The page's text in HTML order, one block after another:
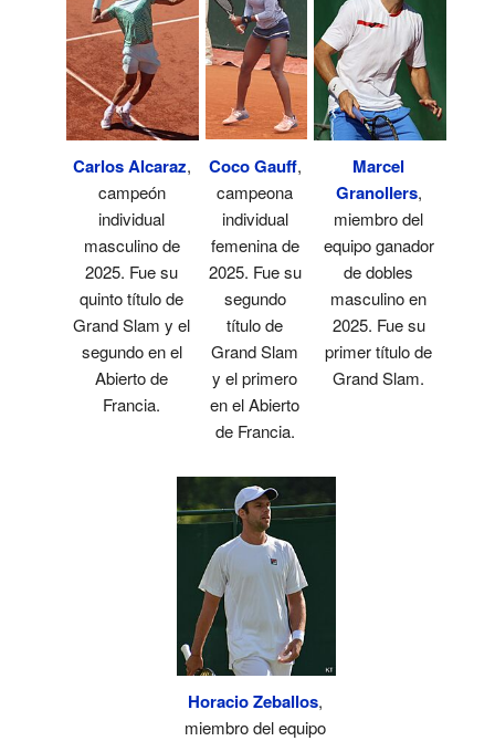
Carlos Alcaraz,
campeón
individual
masculino de
2025. Fue su
quinto título de
Grand Slam y el
segundo en el
Abierto de
Francia.
Coco Gauff,
campeona
individual
femenina de
2025. Fue su
segundo
título de
Grand Slam
y el primero
en el Abierto
de Francia.
Marcel
Granollers,
miembro del
equipo ganador
de dobles
masculino en
2025. Fue su
primer título de
Grand Slam.
Horacio Zeballos,
miembro del equipo